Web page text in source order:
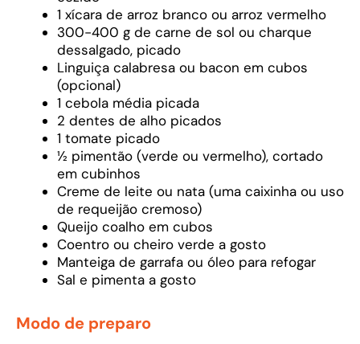
1 xícara de arroz branco ou arroz vermelho
300-400 g de carne de sol ou charque
dessalgado, picado
Linguiça calabresa ou bacon em cubos
(opcional)
1 cebola média picada
2 dentes de alho picados
1 tomate picado
½ pimentão (verde ou vermelho), cortado
em cubinhos
Creme de leite ou nata (uma caixinha ou uso
de requeijão cremoso)
Queijo coalho em cubos
Coentro ou cheiro verde a gosto
Manteiga de garrafa ou óleo para refogar
Sal e pimenta a gosto
Modo de preparo